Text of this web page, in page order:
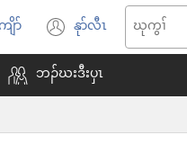
ာ် နုာ်လီၤ
အိး
ထီၣ်
လၢ
သီ
ဘၣ်ဃးဒီးပှၤ